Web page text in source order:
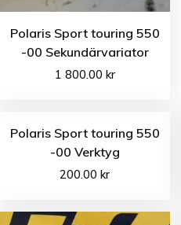
Polaris Sport touring 550
-00 Sekundärvariator
1 800.00 kr
Polaris Sport touring 550
-00 Verktyg
200.00kr